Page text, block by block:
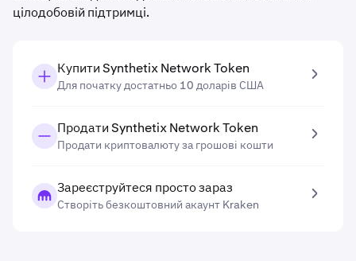
цілодобовій підтримці.
Купити Synthetix Network Token
Для початку достатньо 10 доларів США
Продати Synthetix Network Token
Продати криптовалюту за грошові кошти
Зареєструйтеся просто зараз
Створіть безкоштовний акаунт Kraken